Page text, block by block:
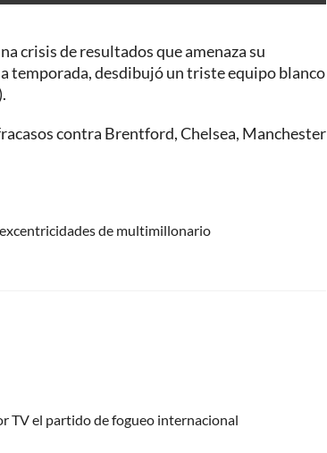
crisis de resultados que amenaza su
temporada, desdibujó un triste equipo blanco
contra Brentford, Chelsea, Manchester
de multimillonario
TV el partido de fogueo internacional